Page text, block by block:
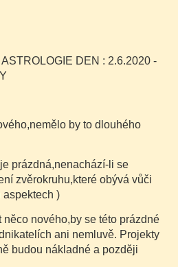
DEN : 2.6.2020 -
by to dlouhého
prázdná,nenachází-li se
zvěrokruhu,které obývá vůči
aspektech )
nového,by se této prázdné
ani nemluvě. Projekty
budou nákladné a později